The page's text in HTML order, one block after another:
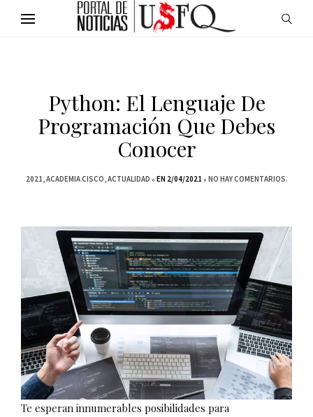
Python: El Lenguaje De
Programación Que Debes
Conocer
2021 ACADEMIA CISCO ACTUALIDAD EN 2/04/2021 NO HAY COMENTARIOS.
Te esperan innumerables posibilidades para